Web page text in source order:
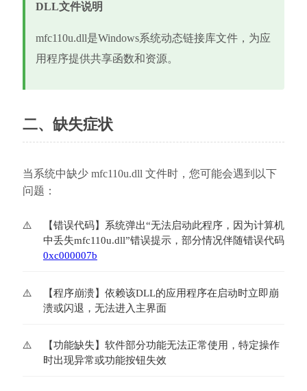
DLL文件说明
mfc110u.dll是Windows系统动态链接库文件，为应
用程序提供共享函数和资源。
二、缺失症状
当系统中缺少 mfc110u.dll 文件时，您可能会遇到以下
问题：
【错误代码】系统弹出“无法启动此程序，因为计算机
中丢失mfc110u.dll”错误提示，部分情况伴随错误代码
0xc000007b
【程序崩溃】依赖该DLL的应用程序在启动时立即崩
溃或闪退，无法进入主界面
【功能缺失】软件部分功能无法正常使用，特定操作
时出现异常或功能按钮失效